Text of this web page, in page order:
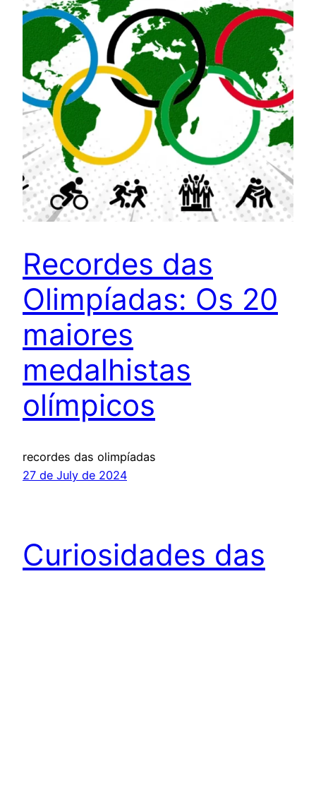
Recordes das
Olimpíadas: Os 20
maiores
medalhistas
olímpicos
recordes das olimpíadas
27 de July de 2024
Curiosidades das